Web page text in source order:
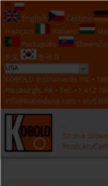
English
Čeština
Français
Italiano
Português
中文
한국의
KOBOLD Instruments Inc •
Pittsburgh, PA • Tel:
+1 412
info@koboldusa.com • visit
Strona
Produktu